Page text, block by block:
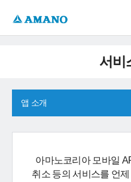
서비
앱 소개
아마노코리아 모바일
취소 등의 서비스를 언